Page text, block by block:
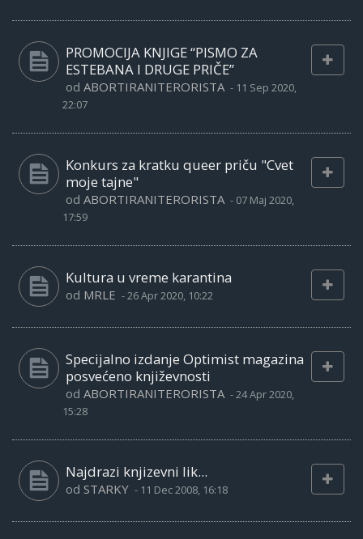
PROMOCIJA KNJIGE “PISMO ZA
ESTEBANA I DRUGE PRIČE”
od ABORTIRANITERORISTA - 11 Sep 2020,
22:07
Konkurs za kratku queer priču "Cvet
moje tajne"
od ABORTIRANITERORISTA - 07 Maj 2020,
17:59
Kultura u vreme karantina
od MRLE -26 Apr 2020, 10:22
Specijalno izdanje Optimist magazina
posvećeno književnosti
od ABORTIRANITERORISTA -24 Apr 2020,
15:28
Najdrazi knjizevni lik...
od STARKY - 11 Dec 2008, 16:18